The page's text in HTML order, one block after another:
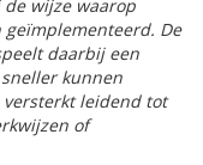
wijze waarop
De
daarbij een
kunnen
leidend tot
of